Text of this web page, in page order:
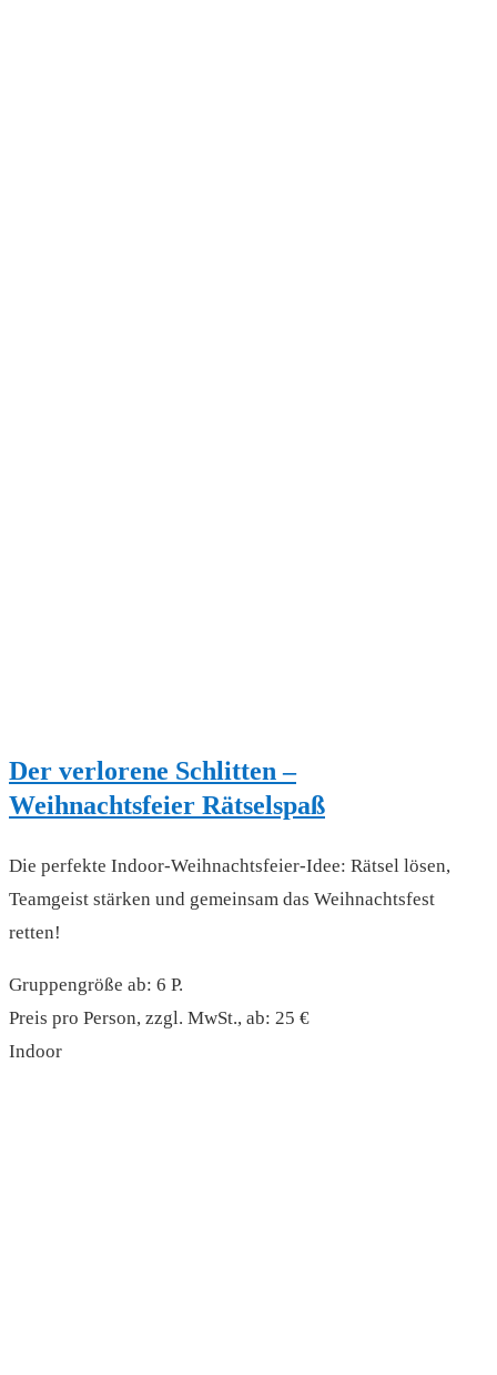
Der verlorene Schlitten –
Weihnachtsfeier Rätselspaß
Die perfekte Indoor-Weihnachtsfeier-Idee: Rätsel lösen,
Teamgeist stärken und gemeinsam das Weihnachtsfest
retten!
Gruppengröße ab: 6 P.
Preis pro Person, zzgl. MwSt., ab: 25 €
Indoor